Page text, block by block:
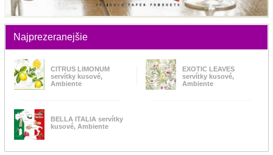
Najprezeranejšie
CITRUS LIMONUM
servítky kusové,
Ambiente
EXOTIC LEAVES
servítky kusové,
Ambiente
BELLA ITALIA servítky
kusové, Ambiente